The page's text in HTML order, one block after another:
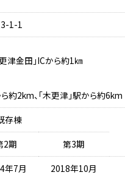
1-1
津金田」ICから約1㎞
約2km、「木更津」駅から約6km
存棟
2期
第3期
年7月 2018年10月